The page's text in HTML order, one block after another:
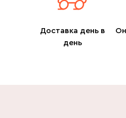
Доставка день в
день